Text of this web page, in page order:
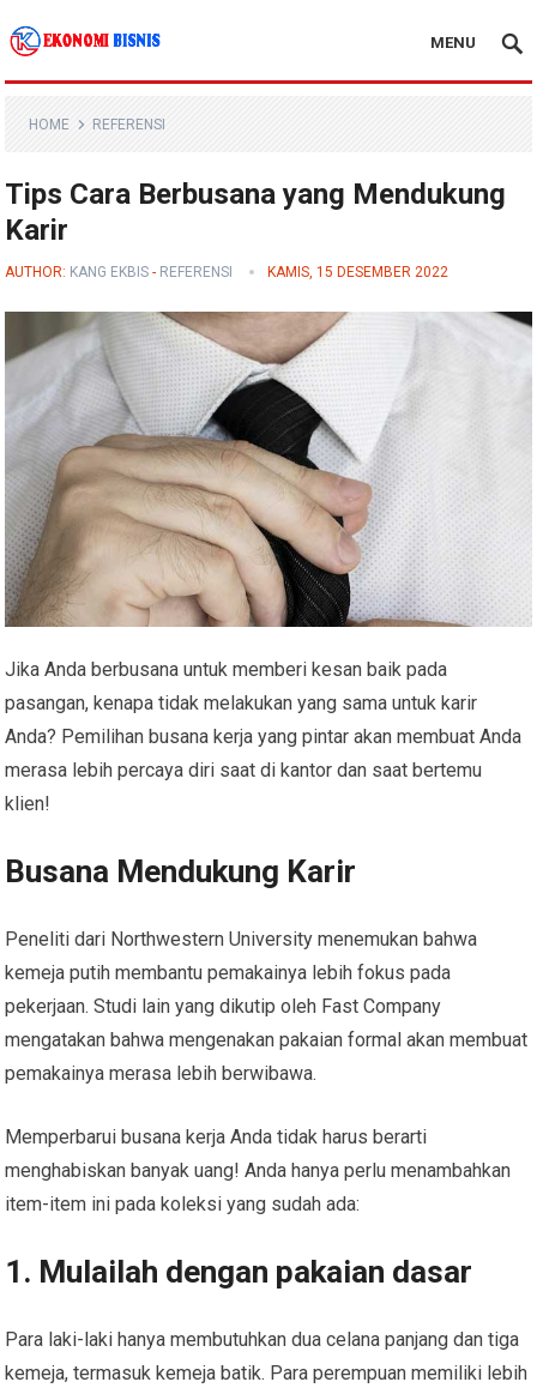
Kanal Ekonomi Bisnis
MENU
HOME REFERENSI
Tips Cara Berbusana yang Mendukung
Karir
AUTHOR: KANG EKBIS - REFERENSI KAMIS, 15 DESEMBER 2022
Jika Anda berbusana untuk memberi kesan baik pada
pasangan, kenapa tidak melakukan yang sama untuk karir
Anda? Pemilihan busana kerja yang pintar akan membuat Anda
merasa lebih percaya diri saat di kantor dan saat bertemu
klien!
Busana Mendukung Karir
Peneliti dari Northwestern University menemukan bahwa
kemeja putih membantu pemakainya lebih fokus pada
pekerjaan. Studi lain yang dikutip oleh Fast Company
mengatakan bahwa mengenakan pakaian formal akan membuat
pemakainya merasa lebih berwibawa.
Memperbarui busana kerja Anda tidak harus berarti
menghabiskan banyak uang! Anda hanya perlu menambahkan
item-item ini pada koleksi yang sudah ada:
1. Mulailah dengan pakaian dasar
Para laki-laki hanya membutuhkan dua celana panjang dan tiga
kemeja, termasuk kemeja batik. Para perempuan memiliki lebih